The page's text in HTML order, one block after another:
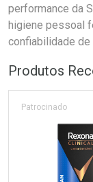
performance da
higiene pessoal
confiabilidade
Produtos
Patrocinado